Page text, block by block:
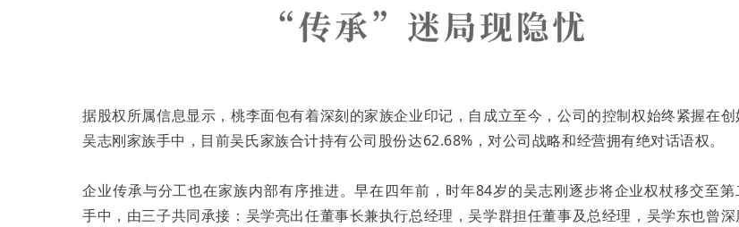
据股权所属信息显示，桃李面包有着深刻的家族企业印记，自成立至今，公司的控制权始终紧握在创
吴志刚家族手中，目前吴氏家族合计持有公司股份达62.68%，对公司战略和经营拥有绝对话语权。
企业传承与分工也在家族内部有序推进。早在四年前，时年84岁的吴志刚逐步将企业权杖移交至第
手中，由三子共同承接：吴学亮出任董事长兼执行总经理，吴学群担任董事及总经理，吴学东也曾深